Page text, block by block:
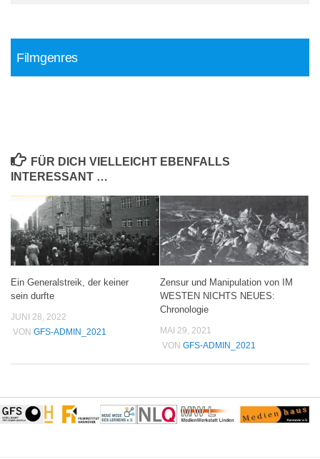
Filmgenres
FÜR DICH VIELLEICHT EBENFALLS
INTERESSANT …
Ein Generalstreik, der keiner
sein durfte
JUNI 28, 2022
VON GFS-ADMIN_2021
Zensur und Manipulation von IM
WESTEN NICHTS NEUES:
Chronologie
MAI 29, 2021
VON GFS-ADMIN_2021